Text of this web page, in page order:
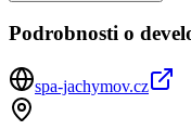
Podrobnosti o
spa-jachymov.cz